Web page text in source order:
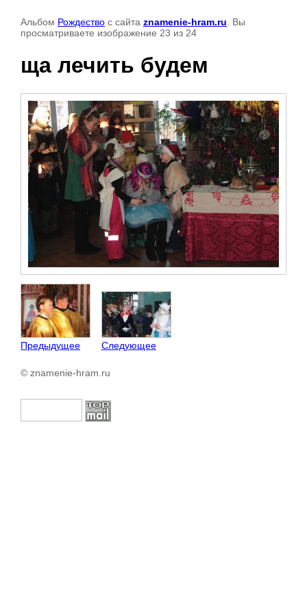
Альбом Рождество с сайта znamenie-hram.ru . Вы
просматриваете изображение 23 из 24
ща лечить будем
Предыдущее Следующее
© znamenie-hram.ru